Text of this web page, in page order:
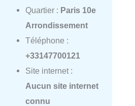
Quartier : Paris 10e
Arrondissement
Téléphone :
+33147700121
Site internet :
Aucun site internet
connu